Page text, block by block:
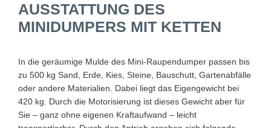
AUSSTATTUNG DES
MINIDUMPERS MIT KETTEN
In die geräumige Mulde des Mini-Raupendumper passen bis
zu 500 kg Sand, Erde, Kies, Steine, Bauschutt, Gartenabfälle
oder andere Materialien. Dabei liegt das Eigengewicht bei
420 kg. Durch die Motorisierung ist dieses Gewicht aber für
Sie – ganz ohne eigenen Kraftaufwand – leicht